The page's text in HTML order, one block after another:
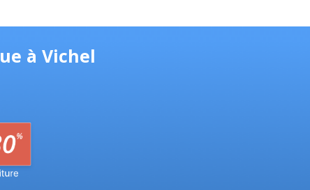
à Vichel